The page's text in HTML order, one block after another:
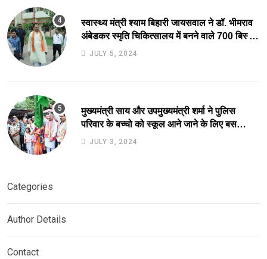
स्वास्थ्य मंत्री श्याम बिहारी जायसवाल ने डॉ. भीमराव
अंबेडकर स्मृति चिकित्सालय में बनने वाले 700 बिस्तर
अस्पताल का किया स्थल निरीक्षण.
JULY 5, 2024
मुख्यमंत्री साय और उपमुख्यमंत्री शर्मा ने पुलिस
परिवार के बच्चो को स्कूल आने जाने के लिए बस
सुविधा को हरी झंडी दिखाकर कर किया आरंभ.
JULY 3, 2024
Categories
Author Details
Contact